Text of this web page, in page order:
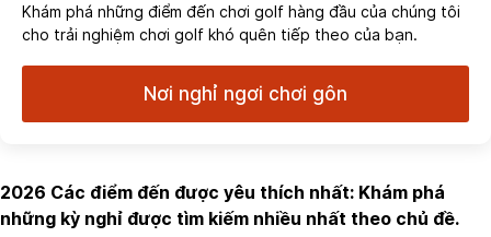
Khám phá những điểm đến chơi golf hàng đầu của chúng tôi
cho trải nghiệm chơi golf khó quên tiếp theo của bạn.
Nơi nghỉ ngơi chơi gôn
2026 Các điểm đến được yêu thích nhất: Khám phá
những kỳ nghỉ được tìm kiếm nhiều nhất theo chủ đề.